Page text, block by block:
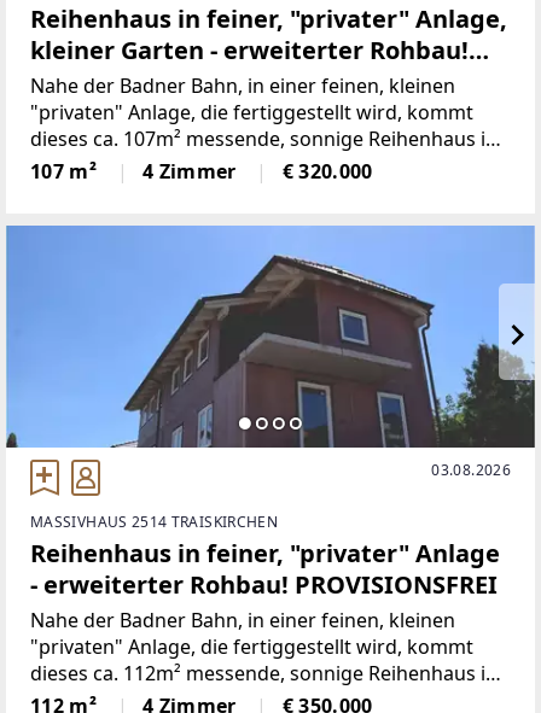
Reihenhaus in feiner, "privater" Anlage,
kleiner Garten - erweiterter Rohbau!
PROVISIONSFREI
Nahe der Badner Bahn, in einer feinen, kleinen
"privaten" Anlage, die fertiggestellt wird, kommt
dieses ca. 107m² messende, sonnige Reihenhaus im
erweitertem Rohbau zum Verkauf.Das in
Ziegelmassiv-Bauweise errichtete Haus bietet auf 3
107 m² 4 Zimmer € 320.000
03.08.2026
MASSIVHAUS 2514 TRAISKIRCHEN
Reihenhaus in feiner, "privater" Anlage
- erweiterter Rohbau! PROVISIONSFREI
Nahe der Badner Bahn, in einer feinen, kleinen
"privaten" Anlage, die fertiggestellt wird, kommt
dieses ca. 112m² messende, sonnige Reihenhaus im
erweitertem Rohbau zum Verkauf.Das in
112 m² 4 Zimmer € 350.000